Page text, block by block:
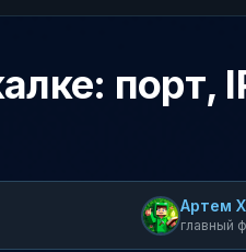
порт,
Артем
главный